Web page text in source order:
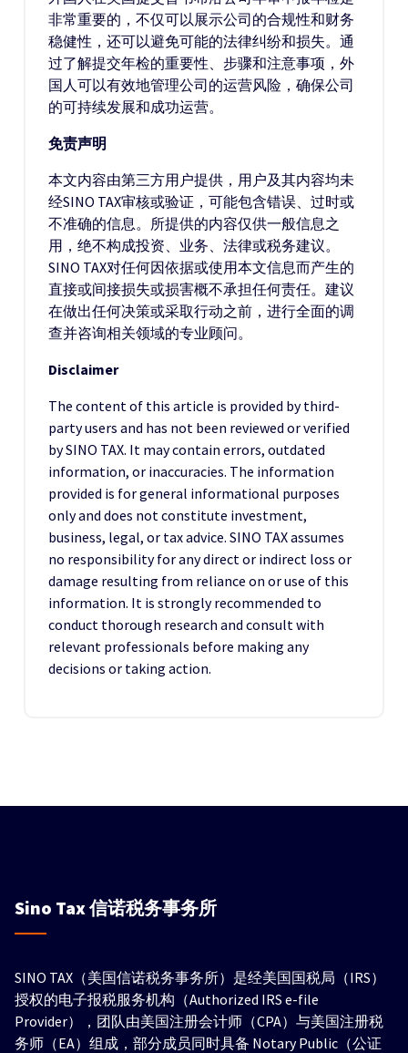
非常重要的，不仅可以展示公司的合规性和财务
稳健性，还可以避免可能的法律纠纷和损失。通
过了解提交年检的重要性、步骤和注意事项，外
国人可以有效地管理公司的运营风险，确保公司
的可持续发展和成功运营。
免责声明
本文内容由第三方用户提供，用户及其内容均未
经SINO TAX审核或验证，可能包含错误、过时或
不准确的信息。所提供的内容仅供一般信息之
用，绝不构成投资、业务、法律或税务建议。
SINO TAX对任何因依据或使用本文信息而产生的
直接或间接损失或损害概不承担任何责任。建议
在做出任何决策或采取行动之前，进行全面的调
查并咨询相关领域的专业顾问。
Disclaimer
The content of this article is provided by third-
party users and has not been reviewed or verified
by SINO TAX. It may contain errors, outdated
information, or inaccuracies. The information
provided is for general informational purposes
only and does not constitute investment,
business, legal, or tax advice. SINO TAX assumes
no responsibility for any direct or indirect loss or
damage resulting from reliance on or use of this
information. It is strongly recommended to
conduct thorough research and consult with
relevant professionals before making any
decisions or taking action.
Sino Tax信诺税务事务所
SINO TAX（美国信诺税务事务所）是经美国国税局（IRS）
授权的电子报税服务机构（Authorized IRS e-file
Provider），团队由美国注册会计师（CPA）与美国注册税
务师（EA）组成，部分成员同时具备 Notary Public（公证